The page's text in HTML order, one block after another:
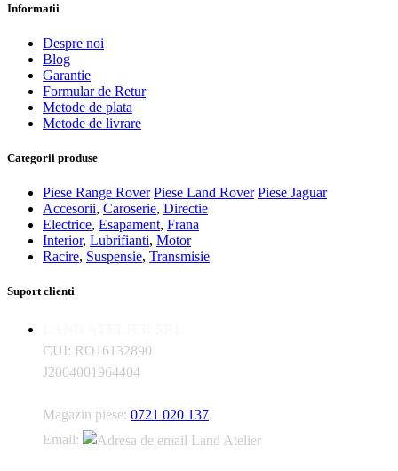
Informatii
Despre noi
Blog
Garantie
Formular de Retur
Metode de plata
Metode de livrare
Categorii produse
Piese Range Rover Piese Land Rover Piese Jaguar
Accesorii, Caroserie, Directie
Electrice, Esapament, Frana
Interior, Lubrifianti, Motor
Racire, Suspensie, Transmisie
Suport clienti
CUI: RO16132890
J2004001964404
Magazin piese: 0721 020 137
Email: